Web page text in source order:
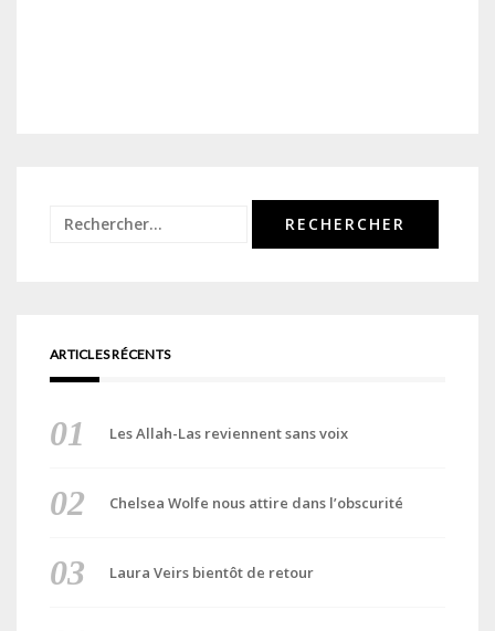
Rechercher :
ARTICLES RÉCENTS
Les Allah-Las reviennent sans voix
Chelsea Wolfe nous attire dans l’obscurité
Laura Veirs bientôt de retour